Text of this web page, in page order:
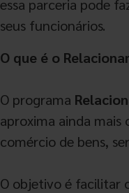
essa parceria pode
seus funcionários.
O que é o
O programa
aproxima ainda mais
comércio de bens,
O objetivo é facilitar